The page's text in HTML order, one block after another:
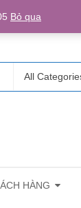
Login/
All
HÀNG
Bỏ qua